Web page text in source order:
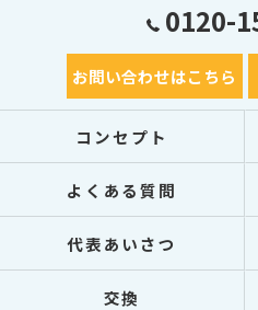
0120-
お問い合わせはこちら
コンセプト
よくある質問
代表あいさつ
交換